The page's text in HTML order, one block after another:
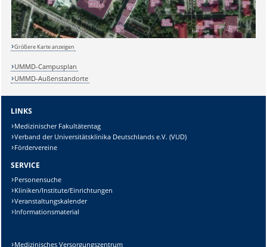
Lösung:
Größere Karte anzeigen
UMMD-Campusplan
UMMD-Außenstandorte
LINKS
Medizinischer Fakultätentag
Verband der Universitätsklinika Deutschlands e.V. (VUD)
Fördervereine
SERVICE
Personensuche
Kliniken/Institute/Einrichtungen
Veranstaltungskalender
Informationsmaterial
Medizinisches Versorgungszentrum